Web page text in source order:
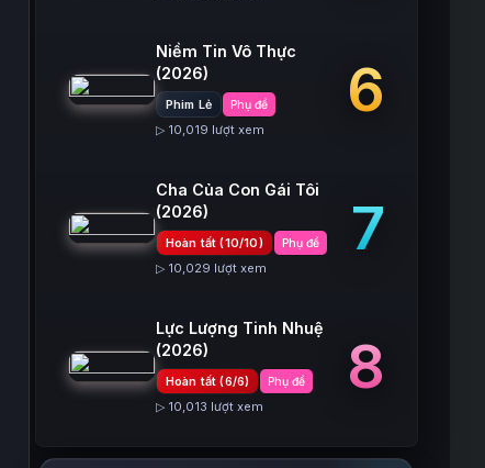
Niềm Tin Vô Thực
(2026)
Phim Lẻ Phụ đề
▷ 10,019 lượt xem
6
Cha Của Con Gái Tôi
(2026)
Hoàn tất (10/10) Phụ đề
▷ 10,029 lượt xem
7
Lực Lượng Tinh Nhuệ
(2026)
Hoàn tất (6/6) Phụ đề
▷ 10,013 lượt xem
8